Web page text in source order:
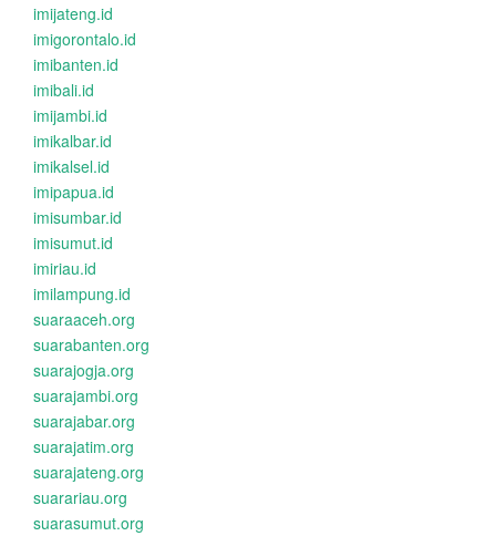
imijateng.id
imigorontalo.id
imibanten.id
imibali.id
imijambi.id
imikalbar.id
imikalsel.id
imipapua.id
imisumbar.id
imisumut.id
imiriau.id
imilampung.id
suaraaceh.org
suarabanten.org
suarajogja.org
suarajambi.org
suarajabar.org
suarajatim.org
suarajateng.org
suarariau.org
suarasumut.org